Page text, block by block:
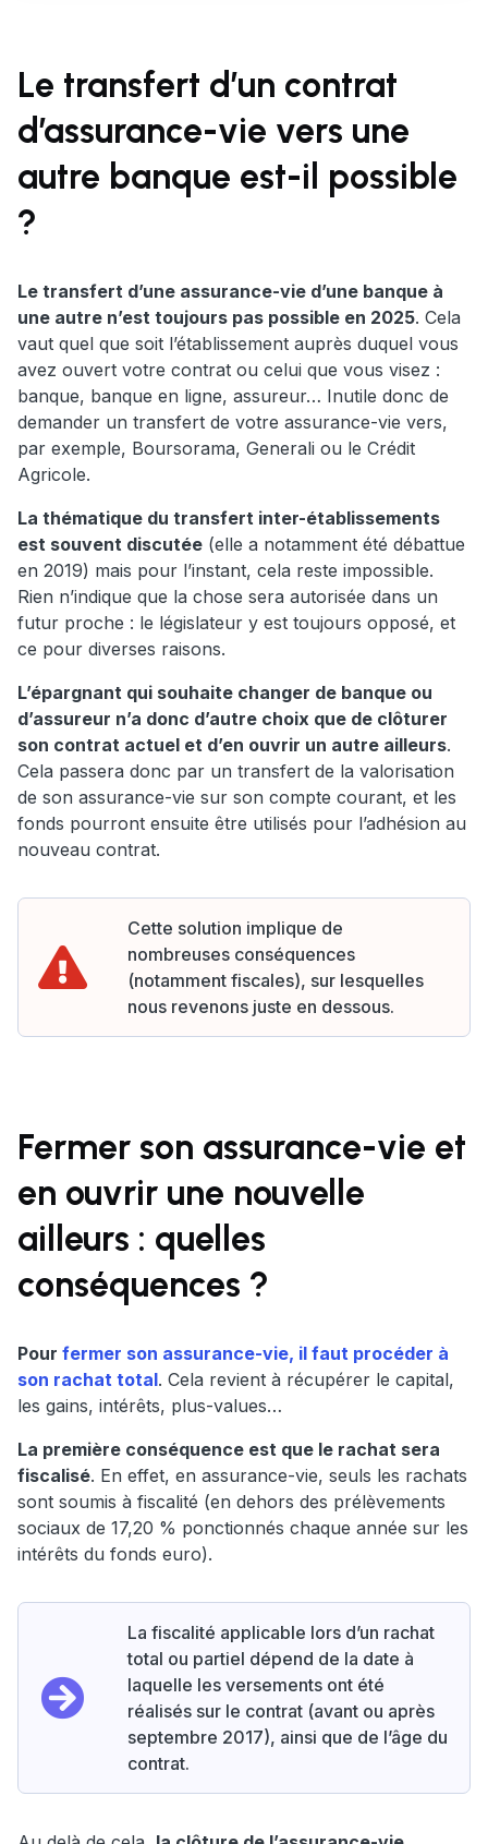
Le transfert d’un contrat
d’assurance-vie vers une
autre banque est-il possible
?
Le transfert d’une assurance-vie d’une banque à
une autre n’est toujours pas possible en 2025. Cela
vaut quel que soit l’établissement auprès duquel vous
avez ouvert votre contrat ou celui que vous visez :
banque, banque en ligne, assureur… Inutile donc de
demander un transfert de votre assurance-vie vers,
par exemple, Boursorama, Generali ou le Crédit
Agricole.
La thématique du transfert inter-établissements
est souvent discutée (elle a notamment été débattue
en 2019) mais pour l’instant, cela reste impossible.
Rien n’indique que la chose sera autorisée dans un
futur proche : le législateur y est toujours opposé, et
ce pour diverses raisons.
L’épargnant qui souhaite changer de banque ou
d’assureur n’a donc d’autre choix que de clôturer
son contrat actuel et d’en ouvrir un autre ailleurs.
Cela passera donc par un transfert de la valorisation
de son assurance-vie sur son compte courant, et les
fonds pourront ensuite être utilisés pour l’adhésion au
nouveau contrat.
Cette solution implique de
nombreuses conséquences
(notamment fiscales), sur lesquelles
nous revenons juste en dessous.
Fermer son assurance-vie et
en ouvrir une nouvelle
ailleurs : quelles
conséquences ?
Pour fermer son assurance-vie, il faut procéder à
son rachat total. Cela revient à récupérer le capital,
les gains, intérêts, plus-values…
La première conséquence est que le rachat sera
fiscalisé. En effet, en assurance-vie, seuls les rachats
sont soumis à fiscalité (en dehors des prélèvements
sociaux de 17,20 % ponctionnés chaque année sur les
intérêts du fonds euro).
La fiscalité applicable lors d’un rachat
total ou partiel dépend de la date à
laquelle les versements ont été
réalisés sur le contrat (avant ou après
septembre 2017), ainsi que de l’âge du
contrat.